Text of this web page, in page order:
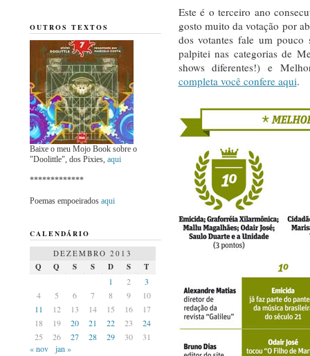
Este é o terceiro ano
gosto muito da votação por
dos votantes fale um
palpitei nas categorias de
shows diferentes!) e
completa você confere aqui.
OUTROS TEXTOS
Baixe o meu Mojo Book sobre o
"Doolittle", dos Pixies, aqui
*************
Poemas empoeirados aqui
CALENDÁRIO
DEZEMBRO 2013
Q Q S S D S
T
1
2
3
4
5 6 7 8 9
10
11
12 13 14 15 16
17
18
19 20 21 22 23
24
25
26 27 28 29 30
31
« nov
jan »